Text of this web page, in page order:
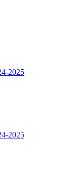
2025
2025